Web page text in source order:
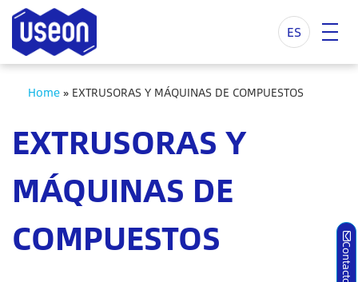
ES
Home» EXTRUSORAS Y MÁQUINAS DE COMPUESTOS
EXTRUSORAS Y
MÁQUINAS DE
COMPUESTOS
Contacto